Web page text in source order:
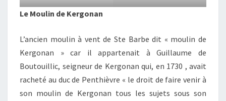
Le Moulin de Kergonan
L’ancien moulin à vent de Ste Barbe dit « moulin de
Kergonan » car il appartenait à Guillaume de
Boutouillic, seigneur de Kergonan qui, en 1730 , avait
racheté au duc de Penthièvre « le droit de faire venir à
son moulin de Kergonan tous les sujets sous son